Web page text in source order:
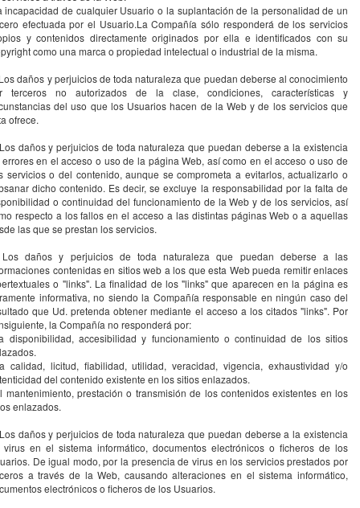
incapacidad de cualquier Usuario o la suplantación de la personalidad de un
efectuada por el Usuario.La Compañía sólo responderá de los servicios
y contenidos directamente originados por ella e identificados con su
como una marca o propiedad intelectual o industrial de la misma.
daños y perjuicios de toda naturaleza que puedan deberse al conocimiento
terceros no autorizados de la clase, condiciones, características y
del uso que los Usuarios hacen de la Web y de los servicios que
ofrece.
daños y perjuicios de toda naturaleza que puedan deberse a la existencia
en el acceso o uso de la página Web, así como en el acceso o uso de
servicios o del contenido, aunque se comprometa a evitarlos, actualizarlo o
dicho contenido. Es decir, se excluye la responsabilidad por la falta de
o continuidad del funcionamiento de la Web y de los servicios, así
respecto a los fallos en el acceso a las distintas páginas Web o a aquellas
las que se prestan los servicios.
daños y perjuicios de toda naturaleza que puedan deberse a las
contenidas en sitios web a los que esta Web pueda remitir enlaces
o "links". La finalidad de los "links" que aparecen en la página es
informativa, no siendo la Compañía responsable en ningún caso del
que Ud. pretenda obtener mediante el acceso a los citados "links". Por
la Compañía no responderá por:
disponibilidad, accesibilidad y funcionamiento o continuidad de los sitios
calidad, licitud, fiabilidad, utilidad, veracidad, vigencia, exhaustividad y/o
del contenido existente en los sitios enlazados.
mantenimiento, prestación o transmisión de los contenidos existentes en los
enlazados.
daños y perjuicios de toda naturaleza que puedan deberse a la existencia
virus en el sistema informático, documentos electrónicos o ficheros de los
De igual modo, por la presencia de virus en los servicios prestados por
a través de la Web, causando alteraciones en el sistema informático,
electrónicos o ficheros de los Usuarios.